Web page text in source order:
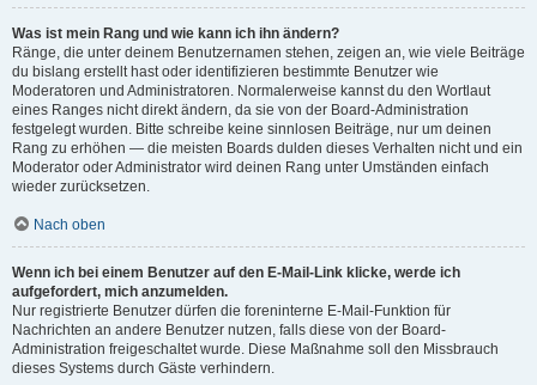
Was ist mein Rang und wie kann ich ihn ändern?
Ränge, die unter deinem Benutzernamen stehen, zeigen an, wie viele Beiträge
du bislang erstellt hast oder identifizieren bestimmte Benutzer wie
Moderatoren und Administratoren. Normalerweise kannst du den Wortlaut
eines Ranges nicht direkt ändern, da sie von der Board-Administration
festgelegt wurden. Bitte schreibe keine sinnlosen Beiträge, nur um deinen
Rang zu erhöhen — die meisten Boards dulden dieses Verhalten nicht und ein
Moderator oder Administrator wird deinen Rang unter Umständen einfach
wieder zurücksetzen.
Nach oben
Wenn ich bei einem Benutzer auf den E-Mail-Link klicke, werde ich
aufgefordert, mich anzumelden.
Nur registrierte Benutzer dürfen die foreninterne E-Mail-Funktion für
Nachrichten an andere Benutzer nutzen, falls diese von der Board-
Administration freigeschaltet wurde. Diese Maßnahme soll den Missbrauch
dieses Systems durch Gäste verhindern.